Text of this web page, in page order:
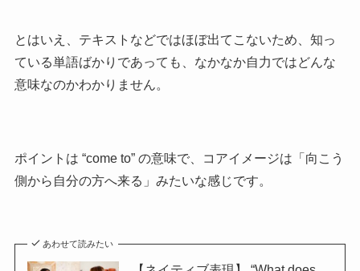
とはいえ、テキストなどではほぼ出てこないため、知っ
ている単語ばかりであっても、なかなか自力ではどんな
意味なのかわかりません。
ポイントは “come to” の意味で、コアイメージは「向こう
側から自分の方へ来る」みたいな感じです。
あわせて読みたい